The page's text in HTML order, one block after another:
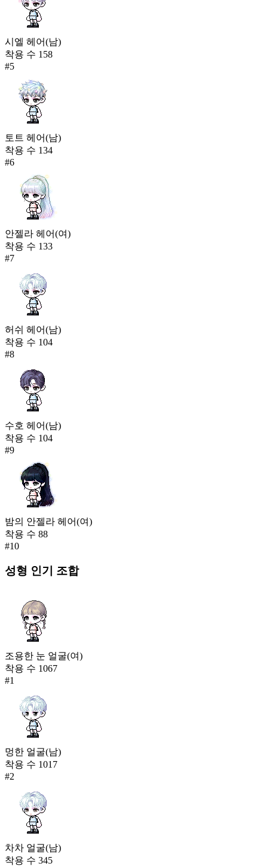
시엘 헤어(남)
착용 수 158
#5
토트 헤어(남)
착용 수 134
#6
안젤라 헤어(여)
착용 수 133
#7
허쉬 헤어(남)
착용 수 104
#8
수호 헤어(남)
착용 수 104
#9
밤의 안젤라 헤어(여)
착용 수 88
#10
성형 인기 조합
조용한 눈 얼굴(여)
착용 수 1067
#1
멍한 얼굴(남)
착용 수 1017
#2
차차 얼굴(남)
착용 수 345